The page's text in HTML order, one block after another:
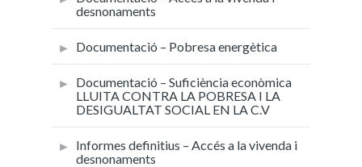
desnonaments
Documentació – Pobresa energètica
Documentació – Suficiència econòmica
LLUITA CONTRA LA POBRESA I LA
DESIGUALTAT SOCIAL EN LA C.V
Informes definitius – Accés a la vivenda i
desnonaments